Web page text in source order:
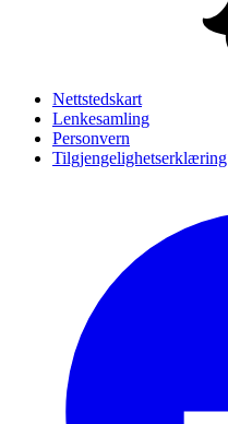
Nettstedskart
Lenkesamling
Personvern
Tilgjengelighetserklæring